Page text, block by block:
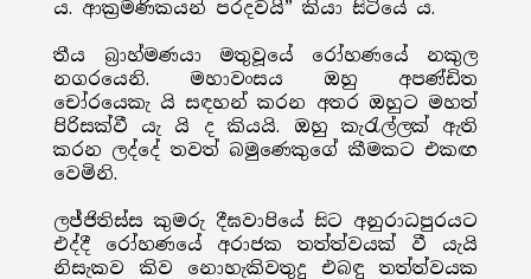
ය. ආක්‍රමණිකයන් පරදවයි” කියා සිටියේ ය.
තීය බ්‍රාහ්මණයා මතුවූයේ රෝහණයේ නකුල
නගරයෙනි. මහාවංසය ඔහු අපණ්ඩිත
චෝරයෙකැ යි සඳහන් කරන අතර ඔහුට මහත්
පිරිසක්වී යැ යි ද කියයි. ඔහු කැරැල්ලක් ඇති
කරන ලද්දේ තවත් බමුණෙකුගේ කීමකට එකඟ
වෙමිනි.
ලජ්ජිතිස්ස කුමරු දීඝවාපියේ සිට අනුරාධපුරයට
එද්දී රෝහණයේ අරාජක තත්ත්වයක් වී යැයි
නිසැකව කිව නොහැකිවතුදු එබඳු තත්ත්වයක